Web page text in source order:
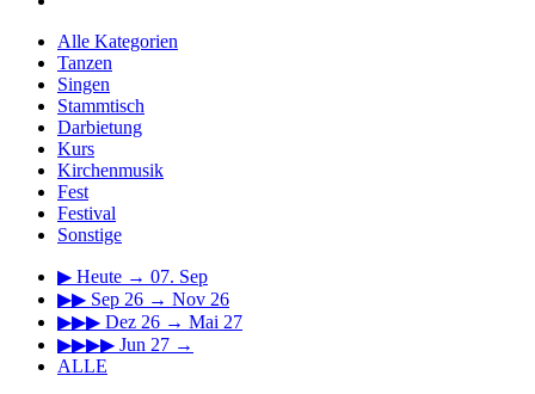
Alle Kategorien
Tanzen
Singen
Stammtisch
Darbietung
Kurs
Kirchenmusik
Fest
Festival
Sonstige
▶ Heute → 07. Sep
▶▶ Sep 26 → Nov 26
▶▶▶ Dez 26 → Mai 27
▶▶▶▶ Jun 27 →
ALLE